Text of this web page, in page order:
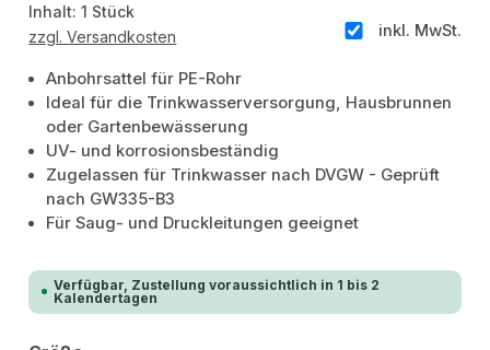
Inhalt:1 Stück
inkl. MwSt.
zzgl. Versandkosten
Anbohrsattel für PE-Rohr
Ideal für die Trinkwasserversorgung, Hausbrunnen
oder Gartenbewässerung
UV- und korrosionsbeständig
Zugelassen für Trinkwasser nach DVGW - Geprüft
nach GW335-B3
Für Saug- und Druckleitungen geeignet
Verfügbar, Zustellung voraussichtlich in 1 bis 2
Kalendertagen